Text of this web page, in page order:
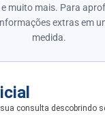
muito mais. Para
extras em
medida.
consulta descobrindo